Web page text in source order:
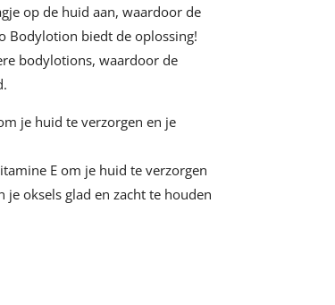
op de huid aan, waardoor de
Bodylotion biedt de oplossing!
bodylotions, waardoor de
je huid te verzorgen en je
E om je huid te verzorgen
oksels glad en zacht te houden